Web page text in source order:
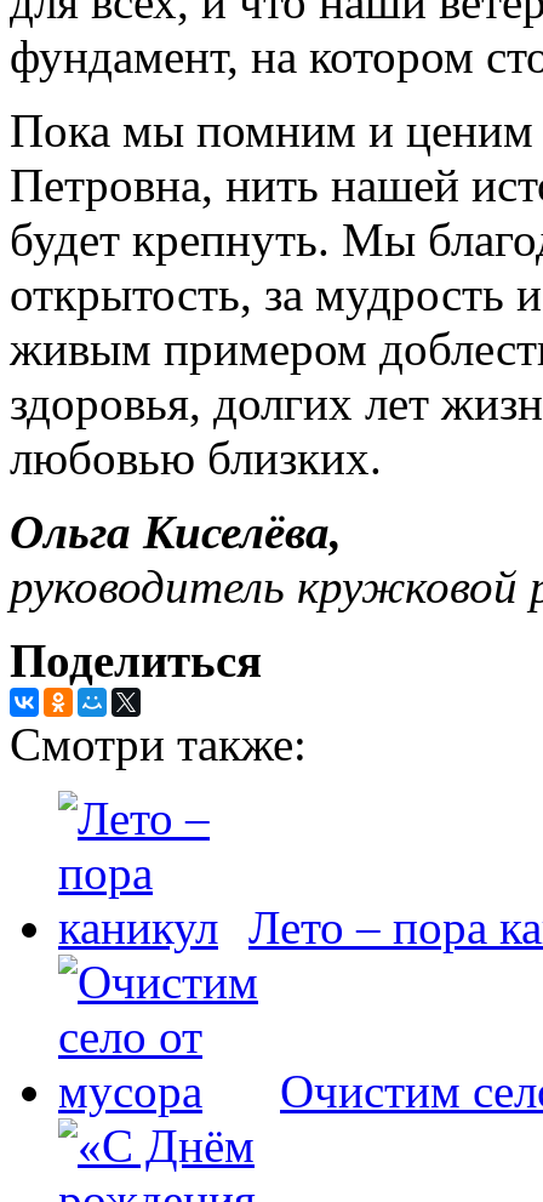
фундамент, на котором
Пока мы помним и ценим
Петровна, нить нашей
будет крепнуть. Мы
открытость, за мудрость
живым примером
здоровья, долгих лет
любовью близких.
Ольга Киселёва,
руководитель
Поделиться
Смотри также:
Лето – пора
Очистим